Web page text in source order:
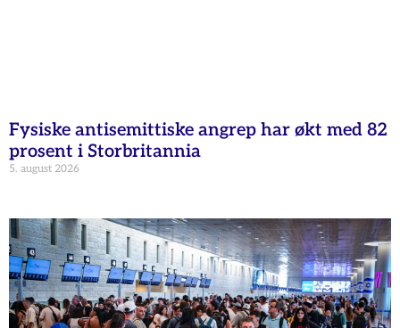
Fysiske antisemittiske angrep har økt med 82
prosent i Storbritannia
5. august 2026